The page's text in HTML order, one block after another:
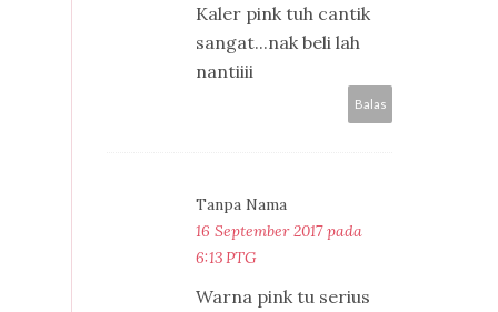
Kaler pink tuh cantik
sangat...nak beli lah
nantiiii
Balas
Tanpa Nama
16 September 2017 pada
6:13 PTG
Warna pink tu serius